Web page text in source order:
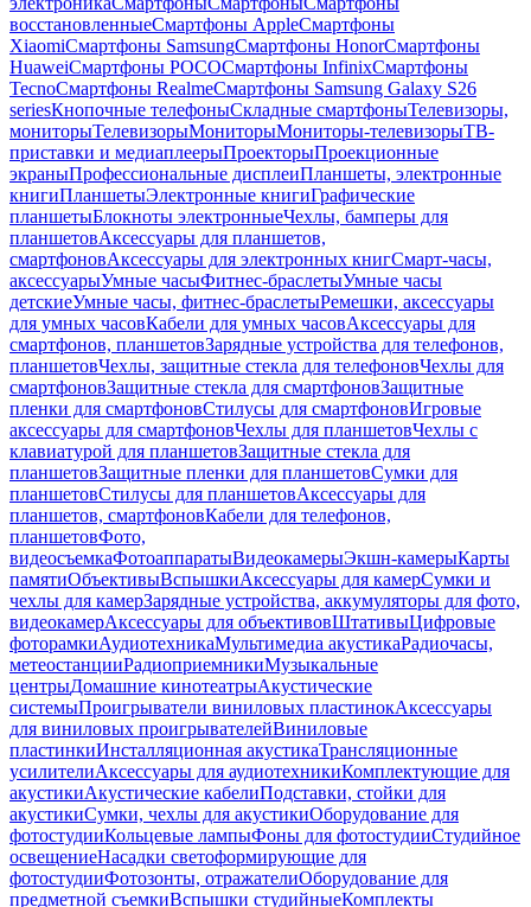
восстановленныеСмартфоны AppleСмартфоны
XiaomiСмартфоны SamsungСмартфоны HonorСмартфоны
HuaweiСмартфоны POCOСмартфоны InfinixСмартфоны
TecnoСмартфоны RealmeСмартфоны Samsung Galaxy S26
seriesКнопочные телефоныСкладные смартфоныТелевизоры,
мониторыТелевизорыМониторыМониторы-телевизорыТВ-
приставки и медиаплеерыПроекторыПроекционные
экраныПрофессиональные дисплеиПланшеты, электронные
книгиПланшетыЭлектронные книгиГрафические
планшетыБлокноты электронныеЧехлы, бамперы для
планшетовАксессуары для планшетов,
смартфоновАксессуары для электронных книгСмарт-часы,
аксессуарыУмные часыФитнес-браслетыУмные часы
детскиеУмные часы, фитнес-браслетыРемешки, аксессуары
для умных часовКабели для умных часовАксессуары для
смартфонов, планшетовЗарядные устройства для телефонов,
планшетовЧехлы, защитные стекла для телефоновЧехлы для
смартфоновЗащитные стекла для смартфоновЗащитные
пленки для смартфоновСтилусы для смартфоновИгровые
аксессуары для смартфоновЧехлы для планшетовЧехлы с
клавиатурой для планшетовЗащитные стекла для
планшетовЗащитные пленки для планшетовСумки для
планшетовСтилусы для планшетовАксессуары для
планшетов, смартфоновКабели для телефонов,
планшетовФото,
видеосъемкаФотоаппаратыВидеокамерыЭкшн-камерыКарты
памятиОбъективыВспышкиАксессуары для камерСумки и
чехлы для камерЗарядные устройства, аккумуляторы для фото,
видеокамерАксессуары для объективовШтативыЦифровые
фоторамкиАудиотехникаМультимедиа акустикаРадиочасы,
метеостанцииРадиоприемникиМузыкальные
центрыДомашние кинотеатрыАкустические
системыПроигрыватели виниловых пластинокАксессуары
для виниловых проигрывателейВиниловые
пластинкиИнсталляционная акустикаТрансляционные
усилителиАксессуары для аудиотехникиКомплектующие для
акустикиАкустические кабелиПодставки, стойки для
акустикиСумки, чехлы для акустикиОборудование для
фотостудииКольцевые лампыФоны для фотостудииСтудийное
освещениеНасадки светоформирующие для
фотостудииФотозонты, отражателиОборудование для
предметной съемкиВспышки студийныеКомплекты